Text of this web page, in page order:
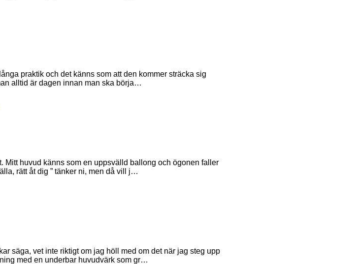
praktik och det känns som att den kommer sträcka sig
alltid är dagen innan man ska börja…
Mitt huvud känns som en uppsvälld ballong och ögonen faller
rätt åt dig ” tänker ni, men då vill j…
säga, vet inte riktigt om jag höll med om det när jag steg upp
med en underbar huvudvärk som gr…